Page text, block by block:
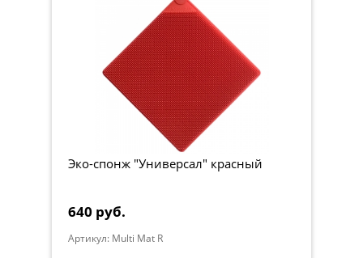
Эко-спонж "Универсал" красный
640 руб.
Артикул: Multi Mat R